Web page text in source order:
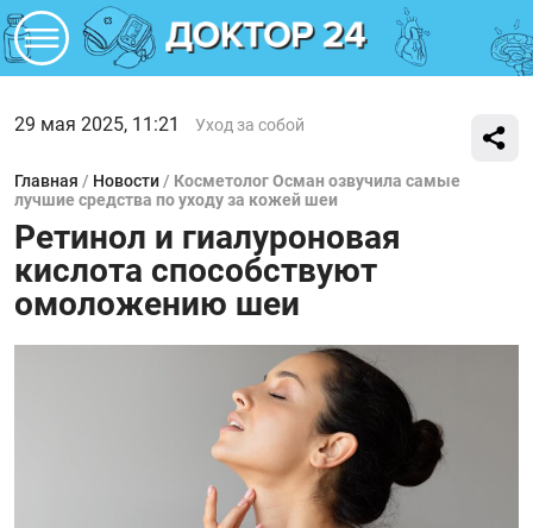
29 мая 2025, 11:21 Уход за собой
Главная / Новости / Косметолог Осман озвучила самые
лучшие средства по уходу за кожей шеи
Ретинол и гиалуроновая
кислота способствуют
омоложению шеи